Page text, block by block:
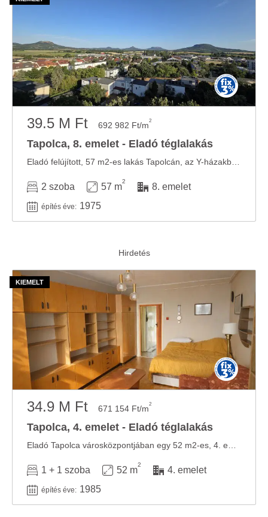
39.5 M Ft 692 982 Ft/m2
Tapolca, 8. emelet - Eladó téglalakás
2 szoba 57 m
2
8. emelet
építés éve: 1975
34.9 M Ft 671 154 Ft/m2
Tapolca, 4. emelet - Eladó téglalakás
1 + 1 szoba 52 m
2
4. emelet
építés éve: 1985